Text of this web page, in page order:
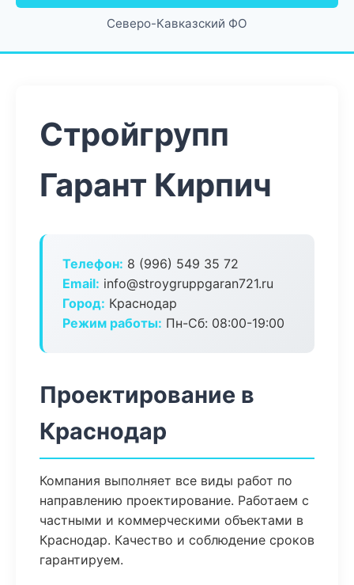
Северо-Кавказский ФО
Стройгрупп
Гарант Кирпич
Телефон: 8 (996) 549 35 72
Email: info@stroygruppgaran721.ru
Город: Краснодар
Режим работы: Пн-Сб: 08:00-19:00
Проектирование в
Краснодар
Компания выполняет все виды работ по
направлению проектирование. Работаем с
частными и коммерческими объектами в
Краснодар. Качество и соблюдение сроков
гарантируем.